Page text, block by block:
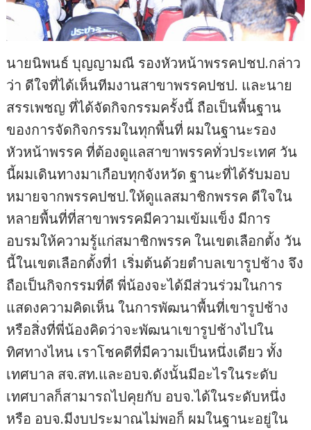
นายนิพนธ์ บุญญามณี รองหัวหน้าพรรคปชป.กล่าว
ว่า ดีใจที่ได้เห็นทีมงานสาขาพรรคปชป. และนาย
สรรเพชญ ที่ได้จัดกิจกรรมครั้งนี้ ถือเป็นพื้นฐาน
ของการจัดกิจกรรมในทุกพื้นที่ ผมในฐานะรอง
หัวหน้าพรรค ที่ต้องดูแลสาขาพรรคทั่วประเทศ วัน
นี้ผมเดินทางมาเกือบทุกจังหวัด ฐานะที่ได้รับมอบ
หมายจากพรรคปชป.ให้ดูแลสมาชิกพรรค ดีใจใน
หลายพื้นที่ที่สาขาพรรคมีความเข้มแข็ง มีการ
อบรมให้ความรู้แก่สมาชิกพรรค ในเขตเลือกตั้ง วัน
นี้ในเขตเลือกตั้งที่1 เริ่มต้นด้วยตำบลเขารูปช้าง จึง
ถือเป็นกิจกรรมที่ดี พี่น้องจะได้มีส่วนร่วมในการ
แสดงความคิดเห็น ในการพัฒนาพื้นที่เขารูปช้าง
หรือสิ่งที่พี่น้องคิดว่าจะพัฒนาเขารูปช้างไปใน
ทิศทางไหน เราโชคดีที่มีความเป็นหนึ่งเดียว ทั้ง
เทศบาล สจ.สท.และอบจ.ดังนั้นมีอะไรในระดับ
เทศบาลก็สามารถไปคุยกับ อบจ.ได้ในระดับหนึ่ง
หรือ อบจ.มีงบประมาณไม่พอก็ ผมในฐานะอยู่ใน